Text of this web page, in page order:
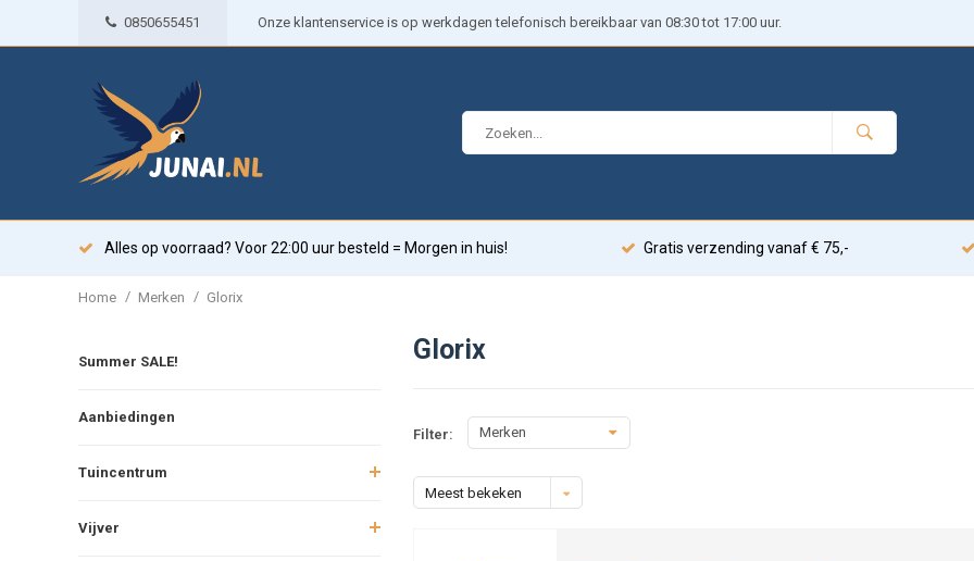
0850655451 Onze klantenservice is op werkdagen telefonisch bereikbaar van 08:30 tot 17:00 uur.
Alles op voorraad? Voor 22:00 uur besteld = Morgen in huis! Gratis verzending vanaf € 75,-
Home / Merken / Glorix
Summer SALE!
Aanbiedingen
Tuincentrum
Vijver
Glorix
Filter: Merken
Meest bekeken